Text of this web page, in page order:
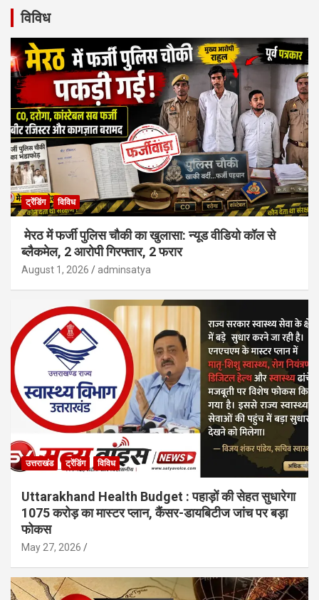
विविध
ट्रेंडिंग विविध
मेरठ में फर्जी पुलिस चौकी का खुलासा: न्यूड वीडियो कॉल से
ब्लैकमेल, 2 आरोपी गिरफ्तार, 2 फरार
August 1, 2026 adminsatya
उत्तराखंड ट्रेंडिंग विविध
Uttarakhand Health Budget : पहाड़ों की सेहत सुधारेगा
1075 करोड़ का मास्टर प्लान, कैंसर-डायबिटीज जांच पर बड़ा
फोकस
May 27, 2026